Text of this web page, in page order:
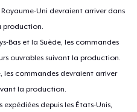
Uni devraient arriver dans
production.
Bas et la Suède, les commandes
ouvrables suivant la production.
les commandes devraient arriver
la production.
depuis les États-Unis,